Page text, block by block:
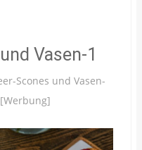
Vasen-1
Scones und Vasen-